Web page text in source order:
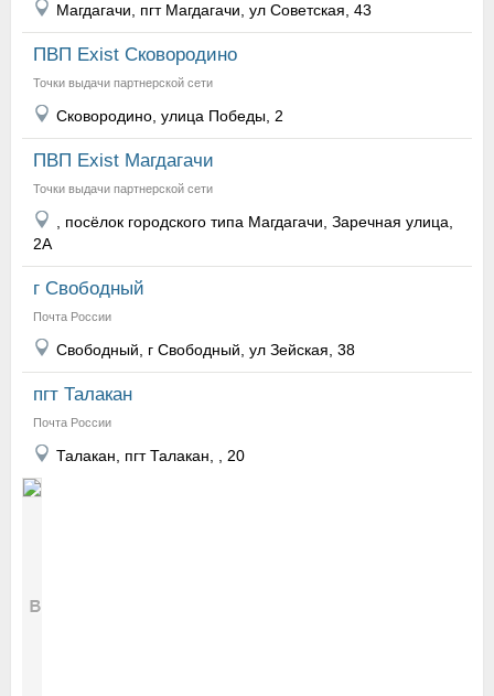
Магдагачи, пгт Магдагачи, ул Советская, 43
ПВП Exist Сковородино
Точки выдачи партнерской сети
Сковородино, улица Победы, 2
ПВП Exist Магдагачи
Точки выдачи партнерской сети
, посёлок городского типа Магдагачи, Заречная улица,
2А
г Свободный
Почта России
Свободный, г Свободный, ул Зейская, 38
пгт Талакан
Почта России
Талакан, пгт Талакан, , 20